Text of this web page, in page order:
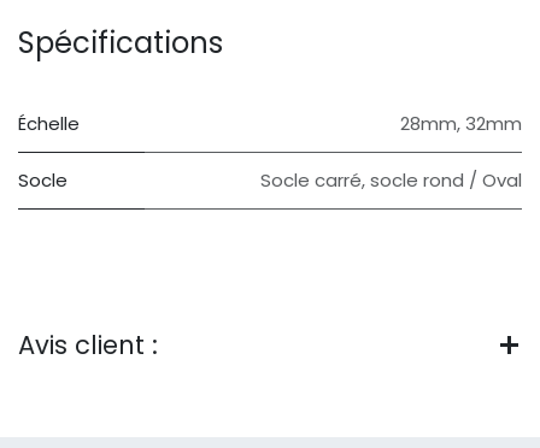
Spécifications
Échelle 28mm,32mm
Socle Socle carré,socle rond / Oval
Avis client :